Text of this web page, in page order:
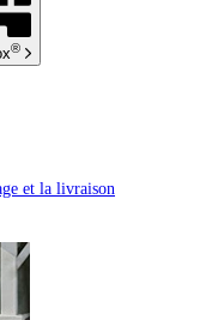
®
et la livraison